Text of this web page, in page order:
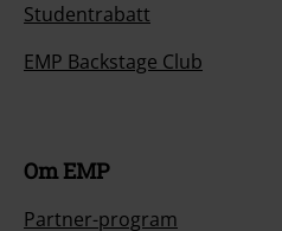
Studentrabatt
EMP Backstage Club
Om EMP
Partner-program